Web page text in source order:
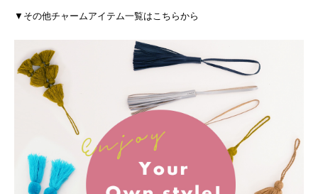
▼その他チャームアイテム一覧はこちらから